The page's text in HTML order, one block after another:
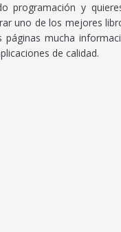
programación y
uno de los mejores
mucha
de calidad.